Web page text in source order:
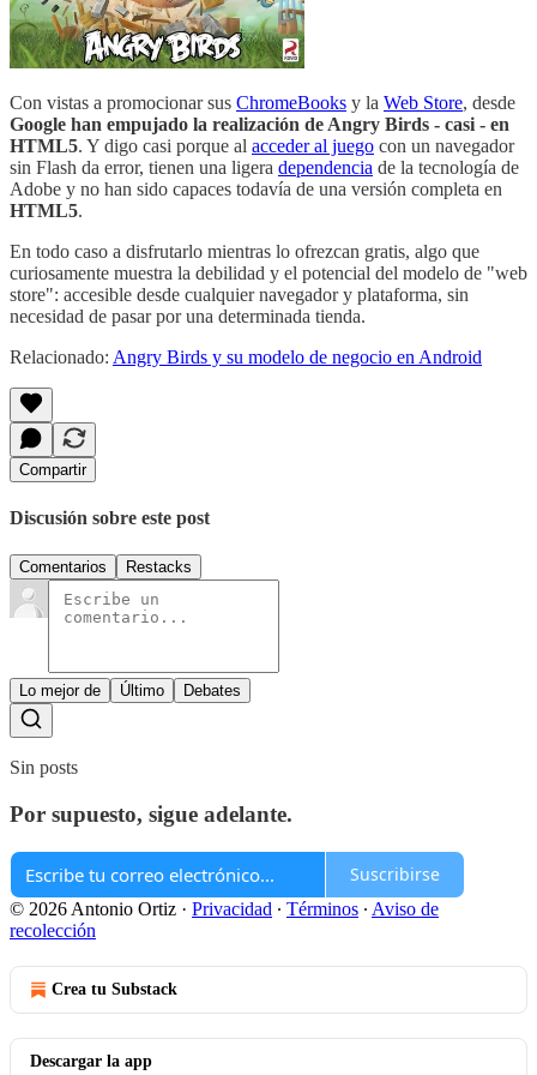
Con vistas a promocionar sus ChromeBooks y la Web Store, desde
Google han empujado la realización de Angry Birds - casi - en
HTML5. Y digo casi porque al acceder al juego con un navegador
sin Flash da error, tienen una ligera dependencia de la tecnología de
Adobe y no han sido capaces todavía de una versión completa en
HTML5.
En todo caso a disfrutarlo mientras lo ofrezcan gratis, algo que
curiosamente muestra la debilidad y el potencial del modelo de "web
store": accesible desde cualquier navegador y plataforma, sin
necesidad de pasar por una determinada tienda.
Relacionado: Angry Birds y su modelo de negocio en Android
Compartir
Discusión sobre este post
Comentarios Restacks
Lo mejor de Último Debates
Sin posts
Por supuesto, sigue adelante.
Suscribirse
© 2026 Antonio Ortiz · Privacidad ∙ Términos ∙ Aviso de
recolección
Crea tu Substack
Descargar la app